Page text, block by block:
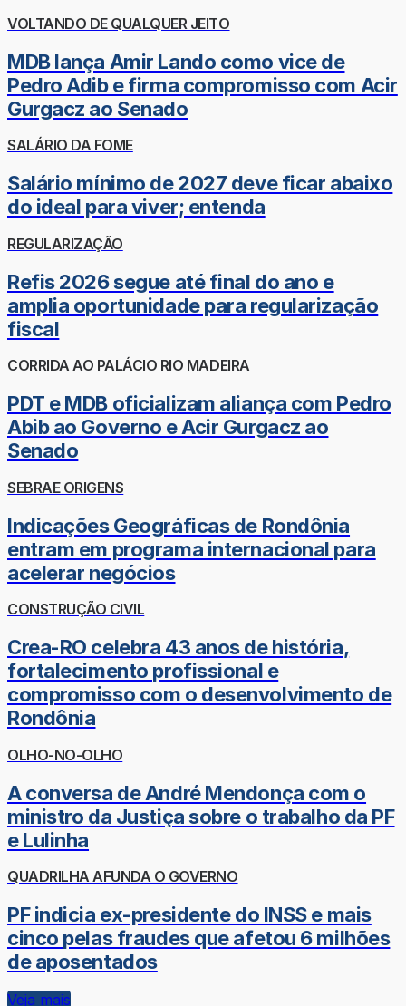
VOLTANDO DE QUALQUER JEITO
MDB lança Amir Lando como vice de
Pedro Adib e firma compromisso com Acir
Gurgacz ao Senado
SALÁRIO DA FOME
Salário mínimo de 2027 deve ficar abaixo
do ideal para viver; entenda
REGULARIZAÇÃO
Refis 2026 segue até final do ano e
amplia oportunidade para regularização
fiscal
CORRIDA AO PALÁCIO RIO MADEIRA
PDT e MDB oficializam aliança com Pedro
Abib ao Governo e Acir Gurgacz ao
Senado
SEBRAE ORIGENS
Indicações Geográficas de Rondônia
entram em programa internacional para
acelerar negócios
CONSTRUÇÃO CIVIL
Crea-RO celebra 43 anos de história,
fortalecimento profissional e
compromisso com o desenvolvimento de
Rondônia
OLHO-NO-OLHO
A conversa de André Mendonça com o
ministro da Justiça sobre o trabalho da PF
e Lulinha
QUADRILHA AFUNDA O GOVERNO
PF indicia ex-presidente do INSS e mais
cinco pelas fraudes que afetou 6 milhões
de aposentados
Veja mais